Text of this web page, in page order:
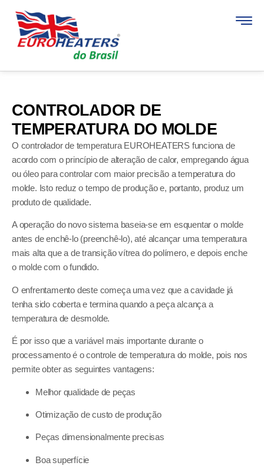
CONTROLADOR DE
TEMPERATURA DO MOLDE
O controlador de temperatura EUROHEATERS funciona de
acordo com o princípio de alteração de calor, empregando água
ou óleo para controlar com maior precisão a temperatura do
molde. Isto reduz o tempo de produção e, portanto, produz um
produto de qualidade.
A operação do novo sistema baseia-se em esquentar o molde
antes de enchê-lo (preenchê-lo), até alcançar uma temperatura
mais alta que a de transição vítrea do polímero, e depois enche
o molde com o fundido.
O enfrentamento deste começa uma vez que a cavidade já
tenha sido coberta e termina quando a peça alcança a
temperatura de desmolde.
É por isso que a variável mais importante durante o
processamento é o controle de temperatura do molde, pois nos
permite obter as seguintes vantagens:
Melhor qualidade de peças
Otimização de custo de produção
Peças dimensionalmente precisas
Boa superfície